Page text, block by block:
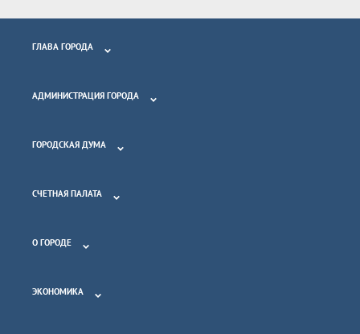
ГЛАВА ГОРОДА
АДМИНИСТРАЦИЯ ГОРОДА
ГОРОДСКАЯ ДУМА
СЧЕТНАЯ ПАЛАТА
О ГОРОДЕ
ЭКОНОМИКА